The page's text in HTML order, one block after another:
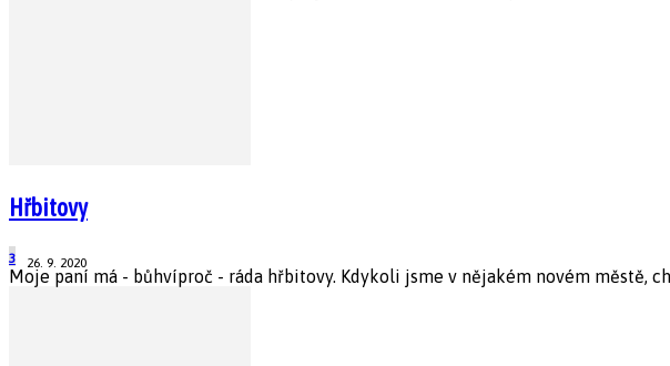
Hřbitovy
26. 9. 2020
3
Moje paní má - bůhvíproč - ráda hřbitovy. Kdykoli jsme v nějakém novém městě,